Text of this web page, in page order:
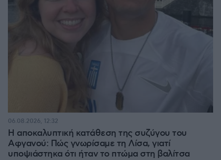
Η αποκαλυπτική κατάθεση της συζύγου του
Αφγανού: Πώς γνωρίσαμε τη Λίσα, γιατί
υποψιάστηκα ότι ήταν το πτώμα στη βαλίτσα
06.08.2026, 12:32